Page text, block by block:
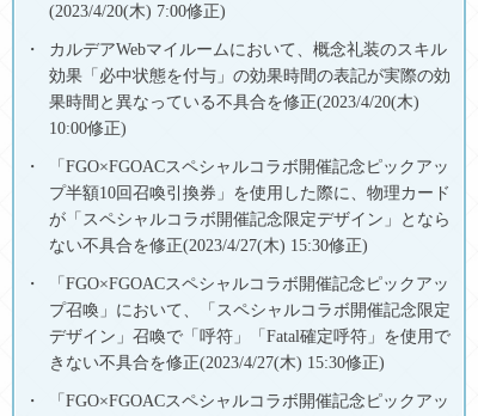
(2023/4/20(木) 7:00修正)
カルデアWebマイルームにおいて、概念礼装のスキル
効果「必中状態を付与」の効果時間の表記が実際の効
果時間と異なっている不具合を修正(2023/4/20(木)
10:00修正)
「FGO×FGOACスペシャルコラボ開催記念ピックアッ
プ半額10回召喚引換券」を使用した際に、物理カード
が「スペシャルコラボ開催記念限定デザイン」となら
ない不具合を修正(2023/4/27(木) 15:30修正)
「FGO×FGOACスペシャルコラボ開催記念ピックアッ
プ召喚」において、「スペシャルコラボ開催記念限定
デザイン」召喚で「呼符」「Fatal確定呼符」を使用で
きない不具合を修正(2023/4/27(木) 15:30修正)
「FGO×FGOACスペシャルコラボ開催記念ピックアッ